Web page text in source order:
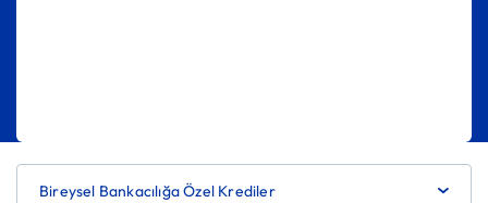
Bireysel Bankacılığa Özel Krediler